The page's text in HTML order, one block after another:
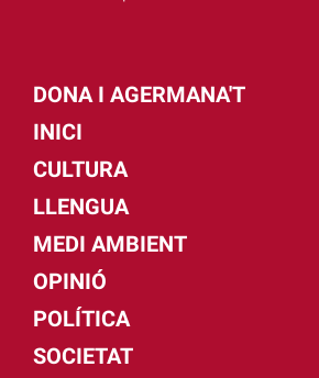
DONA I AGERMANA'T
INICI
CULTURA
LLENGUA
MEDI AMBIENT
OPINIÓ
POLÍTICA
SOCIETAT